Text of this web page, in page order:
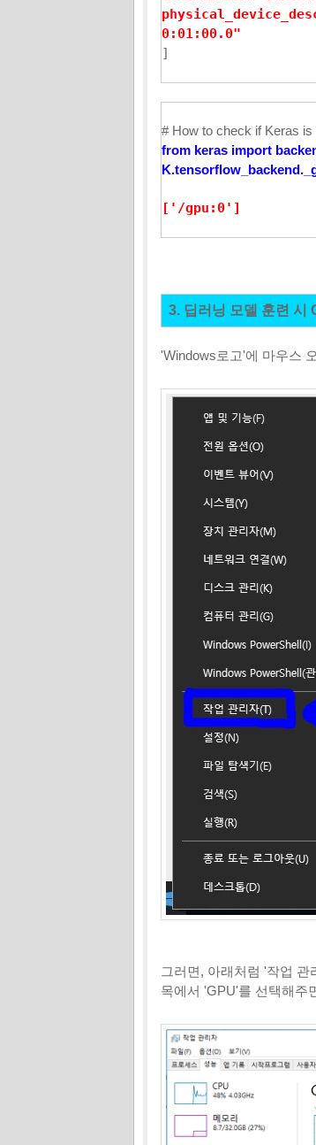
0:01:00.0"
]
# How to check if Keras
from keras import
['/gpu:0']
3. 딥러닝 모델 훈련 시
'Windows로고'에 마우스
그러면, 아래처럼 '작업
목에서 'GPU'를 선택해주